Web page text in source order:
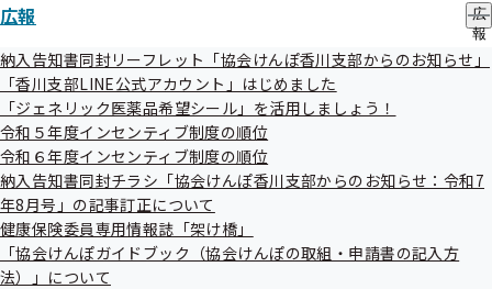
広報
広
報
の
サ
ー
納入告知書同封リーフレット「協会けんぽ香川支部からのお知らせ」
「香川支部LINE公式アカウント」はじめました
「ジェネリック医薬品希望シール」を活用しましょう！
令和５年度インセンティブ制度の順位
令和６年度インセンティブ制度の順位
納入告知書同封チラシ「協会けんぽ香川支部からのお知らせ：令和7
年8月号」の記事訂正について
健康保険委員専用情報誌「架け橋」
「協会けんぽガイドブック（協会けんぽの取組・申請書の記入方
法）」について
傍聴方法についての詳細、傍聴申込書をご覧ください。
傍聴申込書
担当
全国健康保険協会香川支部
企画総務グループ 担当：阪上
電話：087-811-0570（自動音声④にてご案内しておりま
す。）
FAX：087-811-4550